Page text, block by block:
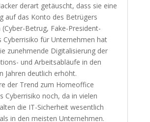
derart getäuscht, dass sie eine
auf das Konto des Betrügers
Betrug, Fake-President-
Cyberrisiko für Unternehmen hat
zunehmende Digitalisierung der
und Arbeitsabläufe in den
Jahren deutlich erhöht.
der Trend zum Homeoffice
Cyberrisiko noch, da in vielen
die IT-Sicherheit wesentlich
in den meisten Unternehmen.